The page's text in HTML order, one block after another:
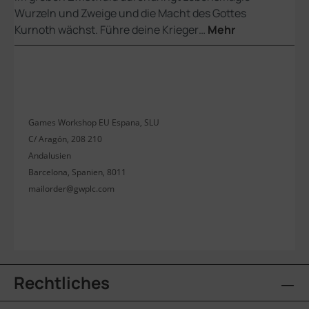
Wurzeln und Zweige und die Macht des Gottes
Kurnoth wächst. Führe deine Krieger… Mehr
Games Workshop EU Espana, SLU
C/ Aragón, 208 210
Andalusien
Barcelona, Spanien, 8011
mailorder@gwplc.com
Rechtliches